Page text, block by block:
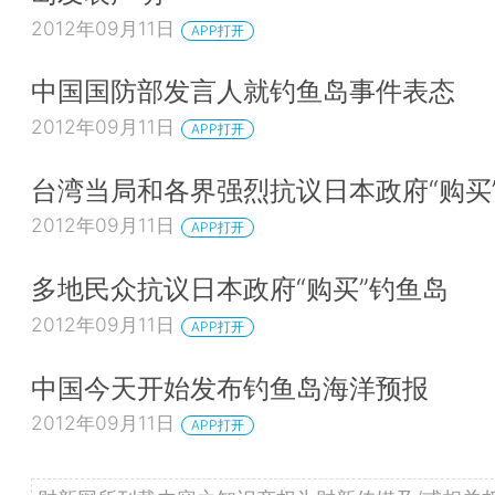
2012年09月11日 APP打开
中国国防部发言人就钓鱼岛事件表态
2012年09月11日 APP打开
台湾当局和各界强烈抗议日本政府“购
2012年09月11日 APP打开
多地民众抗议日本政府“购买”钓鱼岛
2012年09月11日 APP打开
中国今天开始发布钓鱼岛海洋预报
2012年09月11日 APP打开